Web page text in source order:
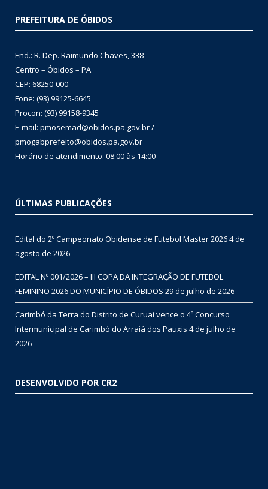
PREFEITURA DE ÓBIDOS
End.: R. Dep. Raimundo Chaves, 338
Centro – Óbidos – PA
CEP: 68250-000
Fone: (93) 99125-6645
Procon: (93) 99158-9345
E-mail: pmosemad@obidos.pa.gov.br /
pmogabprefeito@obidos.pa.gov.br
Horário de atendimento: 08:00 às 14:00
ÚLTIMAS PUBLICAÇÕES
Edital do 2º Campeonato Obidense de Futebol Master 20264 de
agosto de 2026
EDITAL Nº 001/2026 – III COPA DA INTEGRAÇÃO DE FUTEBOL
FEMININO 2026 DO MUNICÍPIO DE ÓBIDOS 29 de julho de 2026
Carimbó da Terra do Distrito de Curuai vence o 4º Concurso
Intermunicipal de Carimbó do Arraiá dos Pauxis 4 de julho de
2026
DESENVOLVIDO POR CR2